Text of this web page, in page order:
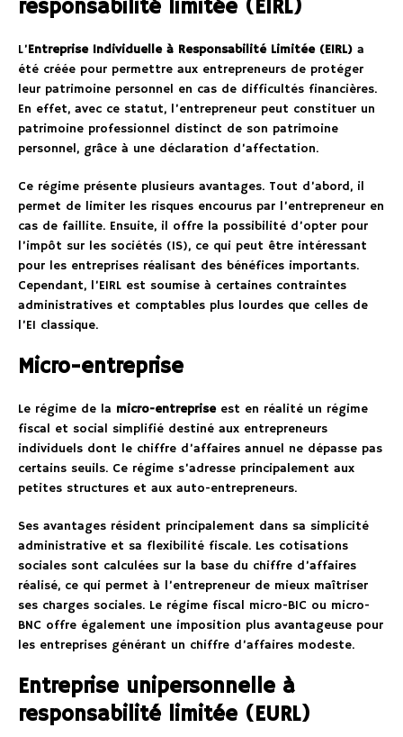
responsabilité limitée (EIRL)
L’Entreprise Individuelle à Responsabilité Limitée (EIRL) a
été créée pour permettre aux entrepreneurs de protéger
leur patrimoine personnel en cas de difficultés financières.
En effet, avec ce statut, l’entrepreneur peut constituer un
patrimoine professionnel distinct de son patrimoine
personnel, grâce à une déclaration d’affectation.
Ce régime présente plusieurs avantages. Tout d’abord, il
permet de limiter les risques encourus par l’entrepreneur en
cas de faillite. Ensuite, il offre la possibilité d’opter pour
l’impôt sur les sociétés (IS), ce qui peut être intéressant
pour les entreprises réalisant des bénéfices importants.
Cependant, l’EIRL est soumise à certaines contraintes
administratives et comptables plus lourdes que celles de
l’EI classique.
Micro-entreprise
Le régime de la micro-entrepriseest en réalité un régime
fiscal et social simplifié destiné aux entrepreneurs
individuels dont le chiffre d’affaires annuel ne dépasse pas
certains seuils. Ce régime s’adresse principalement aux
petites structures et aux auto-entrepreneurs.
Ses avantages résident principalement dans sa simplicité
administrative et sa flexibilité fiscale. Les cotisations
sociales sont calculées sur la base du chiffre d’affaires
réalisé, ce qui permet à l’entrepreneur de mieux maîtriser
ses charges sociales. Le régime fiscal micro-BIC ou micro-
BNC offre également une imposition plus avantageuse pour
les entreprises générant un chiffre d’affaires modeste.
Entreprise unipersonnelle à
responsabilité limitée (EURL)